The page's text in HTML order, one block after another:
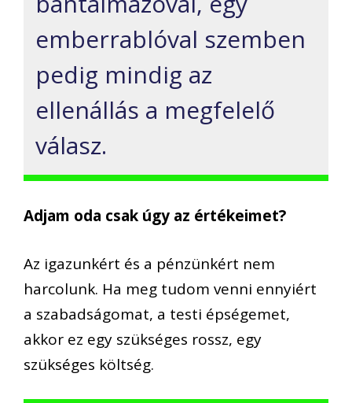
emberrablóval szemben
pedig mindig az
ellenállás a megfelelő
válasz.
Adjam oda csak úgy az értékeimet?
Az igazunkért és a pénzünkért nem
harcolunk. Ha meg tudom venni ennyiért
a szabadságomat, a testi épségemet,
akkor ez egy szükséges rossz, egy
szükséges költség.